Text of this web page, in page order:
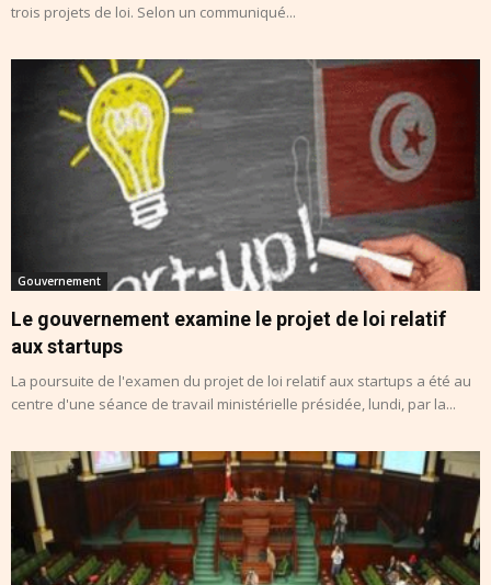
trois projets de loi. Selon un communiqué...
Gouvernement
Le gouvernement examine le projet de loi relatif
aux startups
La poursuite de l'examen du projet de loi relatif aux startups a été au
centre d'une séance de travail ministérielle présidée, lundi, par la...